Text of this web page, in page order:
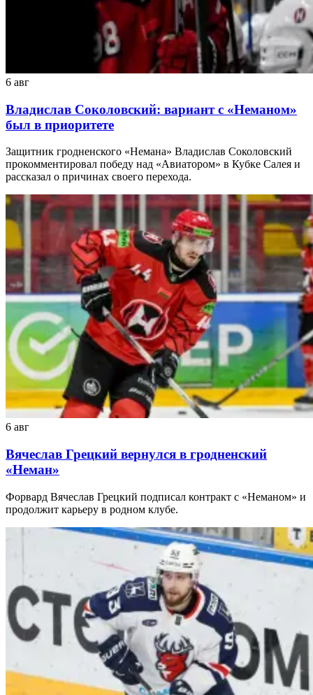
6 авг
Владислав Соколовский: вариант с «Неманом»
был в приоритете
Защитник гродненского «Немана» Владислав Соколовский
прокомментировал победу над «Авиатором» в Кубке Салея и
рассказал о причинах своего перехода.
6 авг
Вячеслав Грецкий вернулся в гродненский
«Неман»
Форвард Вячеслав Грецкий подписал контракт с «Неманом» и
продолжит карьеру в родном клубе.